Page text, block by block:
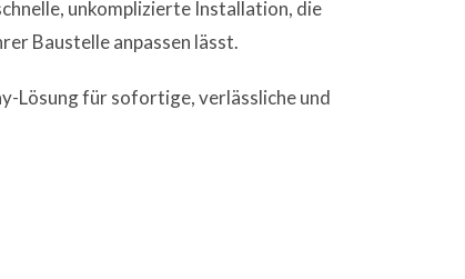
unkomplizierte Installation, die
Baustelle anpassen lässt.
Lösung für sofortige, verlässliche und